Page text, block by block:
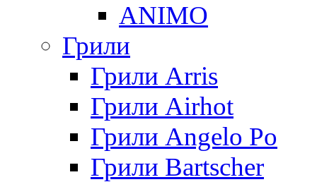
ANIMO
Грили
Грили Arris
Грили Airhot
Грили Angelo Po
Грили Bartscher